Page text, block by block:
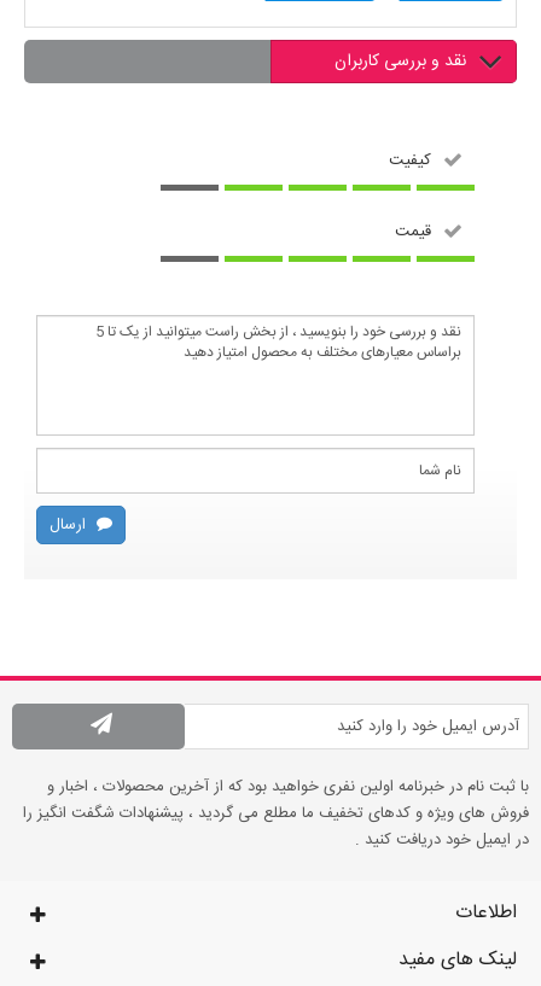
نقد و بررسی کاربران
کیفیت
قیمت
ارسال
با ثبت نام در خبرنامه اولین نفری خواهید بود که از آخرین محصولات ، اخبار و
فروش های ویژه و کدهای تخفیف ما مطلع می گردید ، پیشنهادات شگفت انگیز را
در ایمیل خود دریافت کنید .
اطلاعات
لینک های مفید